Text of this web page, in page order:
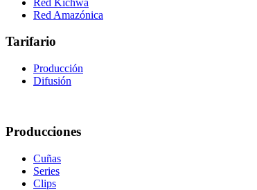
Red Amazónica
Tarifario
Producción
Difusión
Producciones
Cuñas
Series
Clips